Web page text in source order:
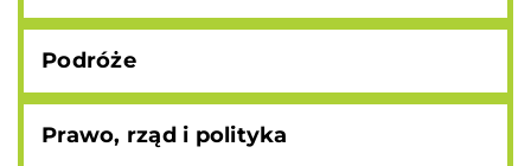
Podróże
Prawo, rząd i polityka